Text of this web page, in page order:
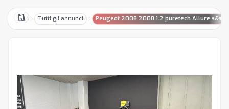
HomeTutti gli annunci Peugeot 2008 2008 1.2 puretech Allure s&s